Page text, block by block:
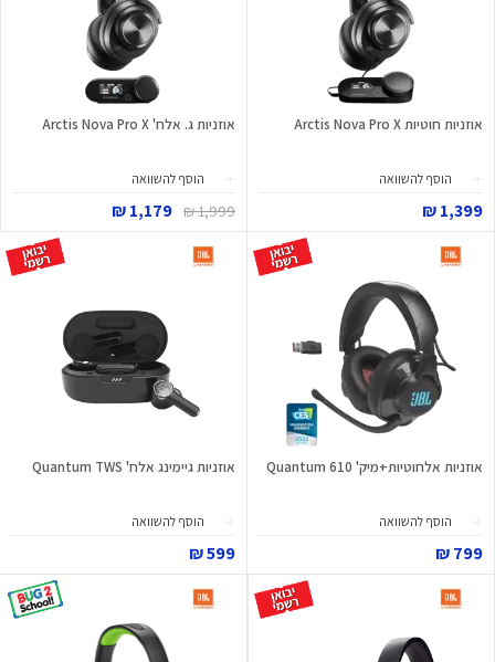
אוזניות חוטיות Arctis Nova Pro X
הוסף להשוואה
1,399 ₪
אוזניות ג. אלח' Arctis Nova Pro X
הוסף להשוואה
1,999 ₪
1,179 ₪
אוזניות אלחוטיות+מיק' Quantum 610
הוסף להשוואה
799 ₪
אוזניות גיימינג אלח' Quantum TWS
הוסף להשוואה
599 ₪